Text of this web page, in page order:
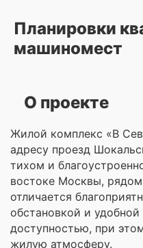
Планировки
машиномест
О проекте
Жилой комплекс «В
адресу проезд
тихом и
востоке Москвы,
отличается
обстановкой и удобной
доступностью, при
жилую атмосферу.